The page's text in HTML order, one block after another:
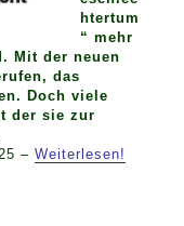
htertum
“ mehr
Mit der neuen
das
Doch viele
der sie zur
– Weiterlesen!